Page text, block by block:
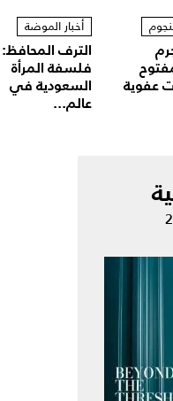
عفوية
أخبار الموضة
الترف المحافظ:
فلسفة المرأة
السعودية في
عالم...